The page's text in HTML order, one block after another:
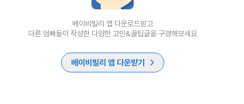
베이비빌리 앱 다운로드받고
다른 엄빠들이 작성한 다양한 고민&꿀팁글을 구경해보세요
베이비빌리 앱 다운받기